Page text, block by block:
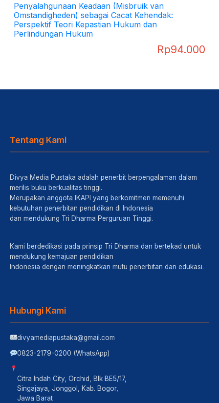
Penyalahgunaan Keadaan (Misbruik van
Omstandigheden) sebagai Cacat Kehendak:
Perspektif Teori Kepastian Hukum dan
Perlindungan Hukum
Rp94.000
Tentang Kami
Divya Media Pustaka adalah penerbit berpengalaman dalam
merilis buku berkualitas tinggi.
Merupakan anggota IKAPI yang berkomitmen memenuhi
kebutuhan penerbitan pendidikan di Indonesia
dan mendukung Tri Dharma Perguruan Tinggi.
Kami berdedikasi pada prinsip Tri Dharma dan bertekad untuk
mendukung kemajuan pendidikan
Indonesia dengan meningkatkan mutu penerbitan dan edukasi.
Hubungi Kami
divyamediapustaka@gmail.com
0823-2179-0200 (WhatsApp)
Citra Indah City, Orchid, Blk BE5/17,
Singajaya, Jonggol, Kab. Bogor,
Jawa Barat